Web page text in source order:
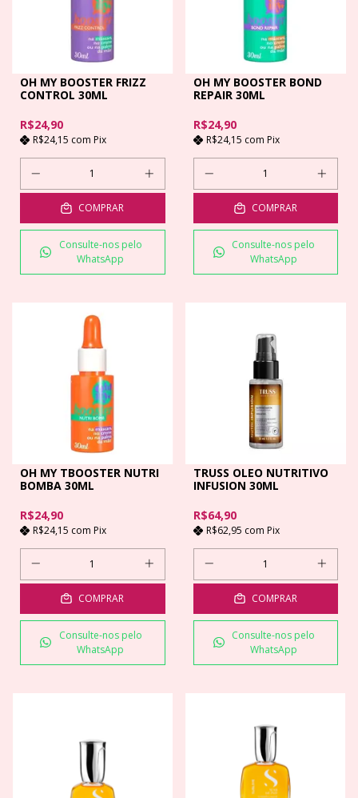
OH MY BOOSTER FRIZZ
CONTROL 30ML
R$24,90
R$24,15 com Pix
COMPRAR
Consulte-nos pelo
WhatsApp
OH MY BOOSTER BOND
REPAIR 30ML
R$24,90
R$24,15 com Pix
COMPRAR
Consulte-nos pelo
WhatsApp
OH MY TBOOSTER NUTRI
BOMBA 30ML
R$24,90
R$24,15 com Pix
COMPRAR
Consulte-nos pelo
WhatsApp
TRUSS OLEO NUTRITIVO
INFUSION 30ML
R$64,90
R$62,95 com Pix
COMPRAR
Consulte-nos pelo
WhatsApp